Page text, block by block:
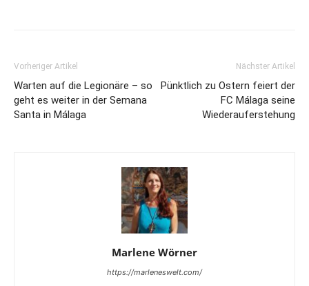
Vorheriger Artikel
Warten auf die Legionäre – so
geht es weiter in der Semana
Santa in Málaga
Nächster Artikel
Pünktlich zu Ostern feiert der
FC Málaga seine
Wiederauferstehung
Marlene Wörner
https://marleneswelt.com/